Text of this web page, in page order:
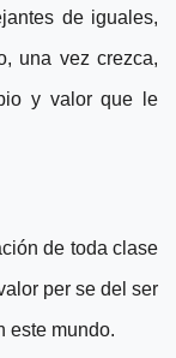
de iguales,
una vez crezca,
y valor que le
de toda clase
per se del ser
este mundo.